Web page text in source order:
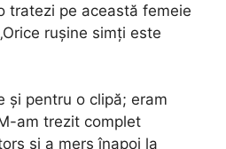
tratezi pe această femeie
rușine simți este
și pentru o clipă; eram
am trezit complet
și a mers înapoi la